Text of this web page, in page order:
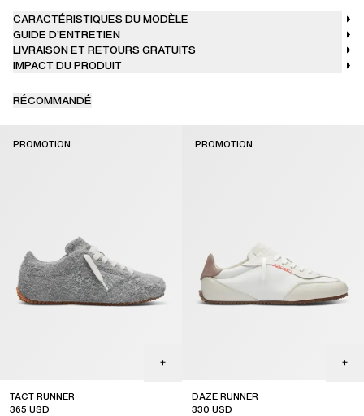
Cette paire est accompagnée d'un second jeu de lacets ton sur ton.
CARACTÉRISTIQUES DU MODÈLE
GUIDE D’ENTRETIEN
LIVRAISON ET RETOURS GRATUITS
IMPACT DU PRODUIT
RÉCOMMANDÉ
TACT RUNNER
365 USD
PROMOTION
DAZE RUNNER
330 USD
PROMOTION